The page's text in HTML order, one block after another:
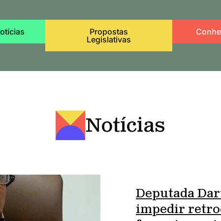
Propostas
Legislativas
Notícias
Deputada
impedir